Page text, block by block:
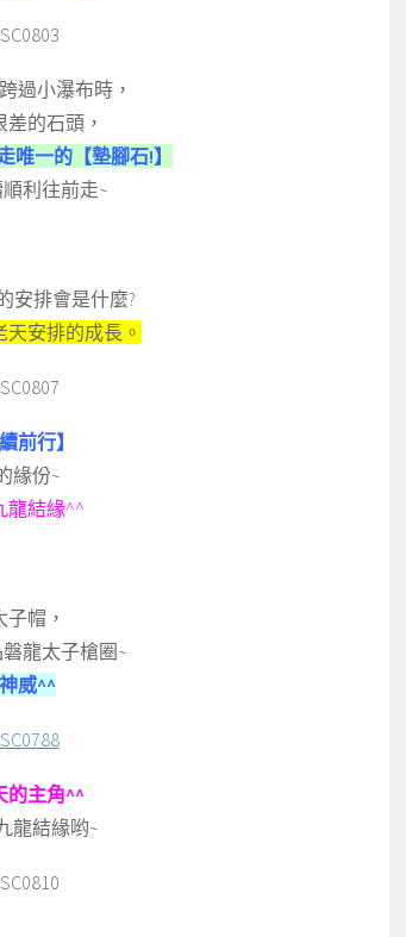
過小瀑布時，
的石頭，
唯一的【墊腳石!】
利往前走~
安排會是什麼?
安排的成長。
前行】
緣份~
龍結緣^^
帽，
龍太子槍圈~
威^^
的主角^^
龍結緣哟~